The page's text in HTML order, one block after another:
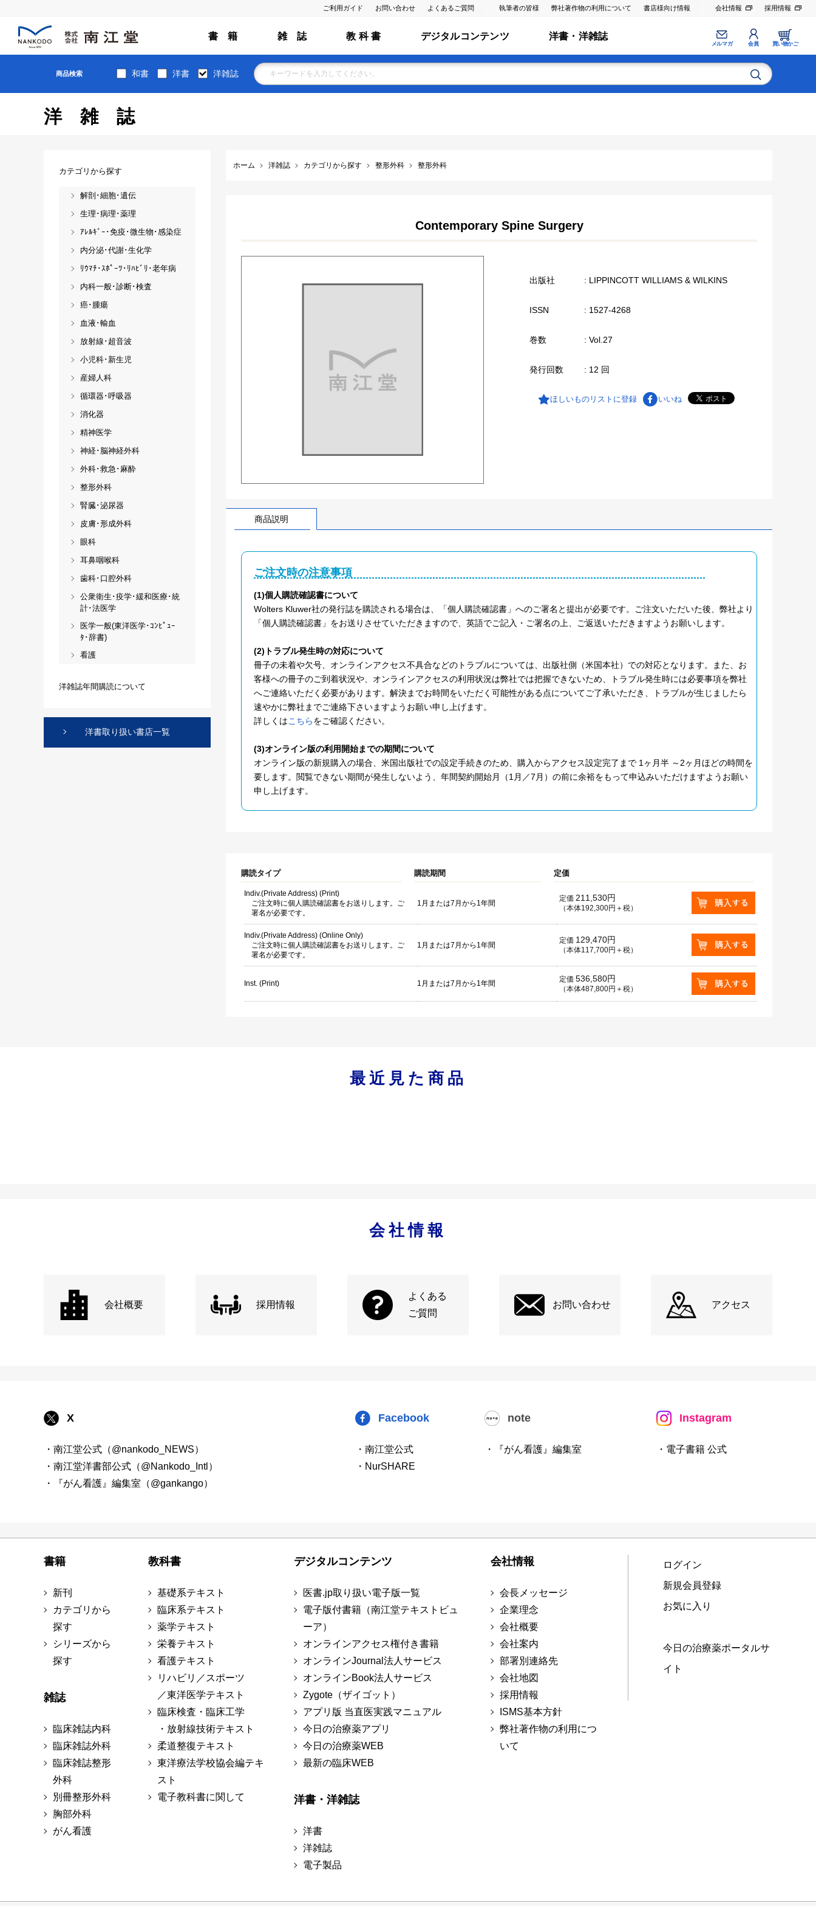
ご利用ガイド お問い合わせ よくあるご質問 執筆者の皆様 弊社著作物の利用について 書店様向け情報 会社情報 採用情報
書 籍 雑 誌 教 科 書 デジタルコンテンツ 洋書・洋雑誌
メルマガ 会員 買い物かご
商品検索 和書 洋書 洋雑誌
洋雑誌
ホーム 洋雑誌 カテゴリから探す 整形外科 整形外科
Contemporary Spine Surgery
出版社 : LIPPINCOTT WILLIAMS & WILKINS
ISSN : 1527-4268
巻数 : Vol.27
発行回数 : 12 回
ほしいものリストに登録 いいね
商品説明
ご注文時の注意事項
(1)個人購読確認書について
Wolters Kluwer社の発行誌を購読される場合は、「個人購読確認書」へのご署名と提出が必要です。ご注文いただいた後、弊社より
「個人購読確認書」をお送りさせていただきますので、英語でご記入・ご署名の上、ご返送いただきますようお願いします。
(2)トラブル発生時の対応について
冊子の未着や欠号、オンラインアクセス不具合などのトラブルについては、出版社側（米国本社）での対応となります。また、お
客様への冊子のご到着状況や、オンラインアクセスの利用状況は弊社では把握できないため、トラブル発生時には必要事項を弊社
へご連絡いただく必要があります。解決までお時間をいただく可能性がある点についてご了承いただき、トラブルが生じましたら
速やかに弊社までご連絡下さいますようお願い申し上げます。
詳しくはこちらをご確認ください。
(3)オンライン版の利用開始までの期間について
オンライン版の新規購入の場合、米国出版社での設定手続きのため、購入からアクセス設定完了まで 1ヶ月半 ～2ヶ月ほどの時間を
要します。閲覧できない期間が発生しないよう、年間契約開始月（1月／7月）の前に余裕をもって申込みいただけますようお願い
申し上げます。
購読タイプ 購読期間 定価
Indiv.(Private Address) (Print)
ご注文時に個人購読確認書をお送りします。ご
署名が必要です。
1月または7月から1年間
定価 211,530円
（本体192,300円＋税）
Indiv.(Private Address) (Online Only)
ご注文時に個人購読確認書をお送りします。ご
署名が必要です。
1月または7月から1年間
定価 129,470円
（本体117,700円＋税）
Inst. (Print) 1月または7月から1年間 定価 536,580円
（本体487,800円＋税）
カテゴリから探す
解剖･細胞･遺伝
生理･病理･薬理
ｱﾚﾙｷﾞｰ･免疫･微生物･感染症
内分泌･代謝･生化学
ﾘｳﾏﾁ･ｽﾎﾟｰﾂ･ﾘﾊﾋﾞﾘ･老年病
内科一般･診断･検査
癌･腫瘍
血液･輸血
放射線･超音波
小児科･新生児
産婦人科
循環器･呼吸器
消化器
精神医学
神経･脳神経外科
外科･救急･麻酔
整形外科
腎臓･泌尿器
皮膚･形成外科
眼科
耳鼻咽喉科
歯科･口腔外科
公衆衛生･疫学･緩和医療･統
計･法医学
医学一般(東洋医学･ｺﾝﾋﾟｭｰ
ﾀ･辞書)
看護
洋雑誌年間購読について
洋書取り扱い書店一覧
最近見た商品
会社情報
会社概要 採用情報
よくある
ご質問
お問い合わせ アクセス
X
・南江堂公式（@nankodo_NEWS）
・南江堂洋書部公式（@Nankodo_Intl）
・『がん看護』編集室（@gankango）
Facebook
・南江堂公式
・NurSHARE
note
・『がん看護』編集室
Instagram
・電子書籍 公式
書籍
新刊
カテゴリから
探す
シリーズから
探す
雑誌
臨床雑誌内科
臨床雑誌外科
臨床雑誌整形
外科
別冊整形外科
胸部外科
がん看護
教科書
基礎系テキスト
臨床系テキスト
薬学テキスト
栄養テキスト
看護テキスト
リハビリ／スポーツ
／東洋医学テキスト
臨床検査・臨床工学
・放射線技術テキスト
柔道整復テキスト
東洋療法学校協会編テキ
スト
電子教科書に関して
デジタルコンテンツ
医書.jp取り扱い電子版一覧
電子版付書籍（南江堂テキストビュ
ーア）
オンラインアクセス権付き書籍
オンラインJournal法人サービス
オンラインBook法人サービス
Zygote（ザイゴット）
アプリ版 当直医実践マニュアル
今日の治療薬アプリ
今日の治療薬WEB
最新の臨床WEB
洋書・洋雑誌
洋書
洋雑誌
電子製品
会社情報
会長メッセージ
企業理念
会社概要
会社案内
部署別連絡先
会社地図
採用情報
ISMS基本方針
弊社著作物の利用につ
いて
ログイン
新規会員登録
お気に入り
今日の治療薬ポータルサ
イト